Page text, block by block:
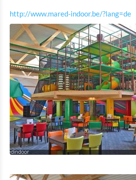
Shopping
Mobilität in Troisvierges
Fahrrad Vermietung
Indoor Aktivitäten
Park Sënnesräich
MIGO
ALL IN FAMILY FUN CENTER
MARED INDOOR
http://www.mared-indoor.be/?lang=de